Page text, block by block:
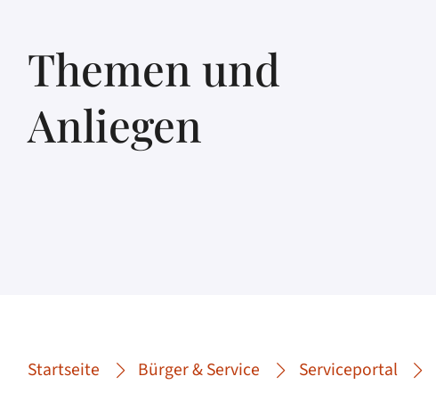
Themen und
Anliegen
Startseite Bürger & Service Serviceportal